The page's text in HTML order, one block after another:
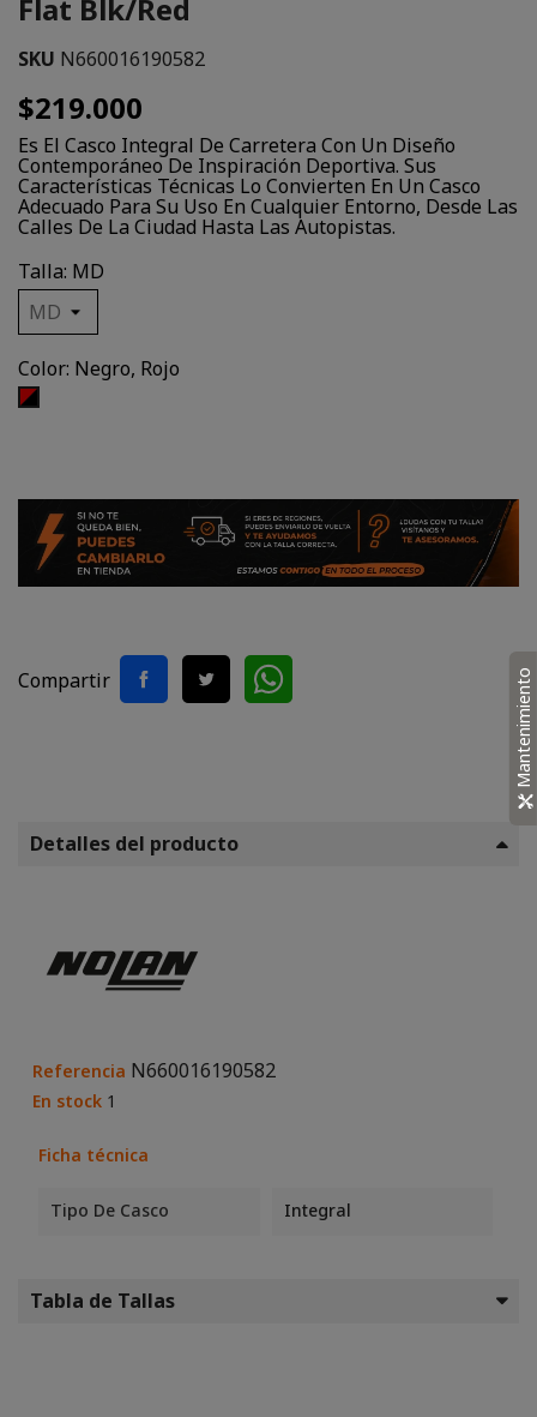
Flat Blk/Red
SKU N660016190582
$219.000
Es El Casco Integral De Carretera Con Un Diseño
Contemporáneo De Inspiración Deportiva. Sus
Características Técnicas Lo Convierten En Un Casco
Adecuado Para Su Uso En Cualquier Entorno, Desde Las
Calles De La Ciudad Hasta Las Autopistas.
Talla: MD
Color: Negro, Rojo
Negro,
Compartir
Detalles del producto
Referencia N660016190582
En stock 1
Ficha técnica
Tipo De Casco Integral
Tabla de Tallas
Mantenimiento